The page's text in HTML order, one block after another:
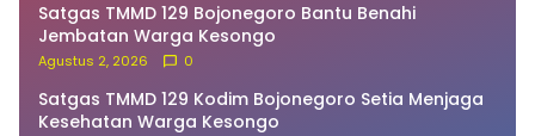
Satgas TMMD 129 Bojonegoro Bantu Benahi
Jembatan Warga Kesongo
Agustus 2, 2026 0
Satgas TMMD 129 Kodim Bojonegoro Setia Menjaga
Kesehatan Warga Kesongo